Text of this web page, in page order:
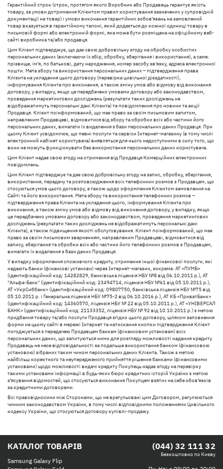
Гарантійний строк (строк, протягом якого Виробник або Продавець гарантує якість
товару, за умови дотримання Клієнтом правил користування зазначених у супровідній
документації на товар) і умови виконання гарантійних зобов'язань на замовлений
товар вказується в гарантійному талоні, який додається до кожної одиниці товару в
письмовій формі або електронній формі, яка може бути розміщена на офіційному веб-
сайті виробника та/або продавця.
Цим Клієнт підтверджує, що дає свою добровільну згоду на обробку особистих
персональних даних (включаючи їх збір, обробку, зберігання і використання), а саме:
прізвище, ім'я, по батькові, дату народження, номер засобу зв'язку, адреса електронної
пошти. Мета збору та використання персональних даних – підтвердження права
Клієнта на укладення цього договору (перевірка цивільної дієздатності),
інформування Клієнта про виконання, а також зміну умов або відмову від виконання
договору, у випадку, якщо це передбачено умовами договору або законодавством,
проведення маркетингових досліджень (результати таких досліджень не
відображатимуть персональні дані Клієнта) та повідомлення про новини та акції
Продавця. Клієнт поінформований, що має право за своїм письмовим запитом,
направленим Продавцеві, відмовитися від збору та обробки всіх або частини його
персональних даних, вимагати їх видалення з бази персональних даних Продавця. При
цьому Клієнт усвідомлює, що певні послуги та сервіси Інтернет-магазину (в тому числі
електронний кабінет користувача) виявляться для нього недоступними в силу того, що
вони не можуть функціонувати без використання персональних даних користувача.
Цим Клієнт надає свою згоду на отримання від Продавця Комерційних електронних
повідомлень.
Цим Клієнт підтверджує та дає свою добровільну згоду на запис, обробку, зберігання,
використання, передачу та розповсюдження всіх телефонних розмов з Продавцем, що
стосуються умов цього договору, а також щодо оформлення Клієнтом замовлення на
Сайті та його використання. Мета збору та використання телефонних розмов –
підтвердження права Клієнта на укладення цього, інформування Клієнта про
виконання, а також зміну умов або відмову від виконання договору, у випадку, якщо
це передбачено умовами договору або законодавством, проведення маркетингових
досліджень (результати таких досліджень не відображатимуть персональні дані
Клієнта), а також підвищення якості обслуговування. Клієнт поінформований, що має
право за своїм письмовим зверненням, направленим Продавцеві, відмовитися від
запису, зберігання та обробки всіх або частини його телефонних розмов з Продавцем,
вимагати їх видалення з бази даних Продавця.
У випадку оформлення споживчого кредиту, отримання іншої фінансової послуги, які
надають банки (фінансові установи) через Інтернет-магазин, зокрема: АТ «ПУМБ»
(ідентифікаційний код: 14282829, банківська ліцензія НБУ №8 від 06.10.2011 р.), АТ
"Альфа-Банк" (ідентифікаційний код: 23494714, ліцензія НБУ №61 від 05.10.2011 р.),
АТ «УкрСиббанк» (ідентифікаційний код: 09807750, банківська ліцензія НБУ №75 від
05.10.2011 р. і Генеральна ліцензія НБУ №75-2 від 06.10.2016 р.), АТ КБ «ПриватБанк»
(ідентифікаційний код: 14360570, ліцензія НБУ № 22 від 05.10.2011 р.), АТ «УНІВЕРСАЛ
БАНК» (ідентифікаційний код: 21133352, ліцензія НБУ № 92 від 10.10.2011 р.) з метою
придбання товару та/або послуги Продавця згідно цього договору, шляхом заповнення
форми на цьому сайті в мережі Інтернет та натискання кнопки підтвердження Клієнт
погоджується з передачею Продавцем банкам (фінансовим установам) всіх
персональних даних, що запитуються ними для розгляду можливості надання кредиту.
Продавець не несе відповідальності за подальше використання банком (фінансовою
установою) зібраних таким чином персональних даних Клієнта. Також з метою
найбільш коректного та неупередженого прийняття рішення банками (фінансовими
установами) щодо можливості видачі кредиту Покупець надає згоду на перевірку
такими установами інформації в будь-яких бюро кредитних історій України з метою
з’ясування відомостей, що стосуються виконання Покупцем взятих на себе обов’язків
за кредитними договорами.
Всі правовідносини між Сторонами, що не врегульовані цим Договором, регулюються
чинним законодавством України, в тому числі відповідними положеннями Цивільного
кодексу України, що стосуються договору купівлі-продажу.
КАТАЛОГ ТОВАРІВ
Samsung Galaxy Flip
(044) 32 111 32
Безкоштовно по Києву